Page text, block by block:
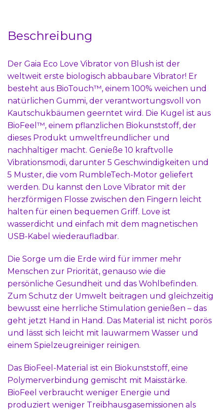
Beschreibung
Der Gaia Eco Love Vibrator von Blush ist der
weltweit erste biologisch abbaubare Vibrator! Er
besteht aus BioTouch™, einem 100% weichen und
natürlichen Gummi, der verantwortungsvoll von
Kautschukbäumen geerntet wird. Die Kugel ist aus
BioFeel™, einem pflanzlichen Biokunststoff, der
dieses Produkt umweltfreundlicher und
nachhaltiger macht. Genieße 10 kraftvolle
Vibrationsmodi, darunter 5 Geschwindigkeiten und
5 Muster, die vom RumbleTech-Motor geliefert
werden. Du kannst den Love Vibrator mit der
herzförmigen Flosse zwischen den Fingern leicht
halten für einen bequemen Griff. Love ist
wasserdicht und einfach mit dem magnetischen
USB-Kabel wiederaufladbar.
Die Sorge um die Erde wird für immer mehr
Menschen zur Priorität, genauso wie die
persönliche Gesundheit und das Wohlbefinden.
Zum Schutz der Umwelt beitragen und gleichzeitig
bewusst eine herrliche Stimulation genießen – das
geht jetzt Hand in Hand. Das Material ist nicht porös
und lässt sich leicht mit lauwarmem Wasser und
einem Spielzeugreiniger reinigen.
Das BioFeel-Material ist ein Biokunststoff, eine
Polymerverbindung gemischt mit Maisstärke.
BioFeel verbraucht weniger Energie und
produziert weniger Treibhausgasemissionen als